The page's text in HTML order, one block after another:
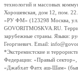
технологий и массовых
Хорошевская, дом 12, пом.
«РУ ФМ» (123298 Москва, ул.
GOVORITMOSKVA.RU.
зарубежные страны. Языки:
Георгиевич. Email:
*Экстремистские и
Федерации: «Правый
«Джабхат Фатх аш-Шам»